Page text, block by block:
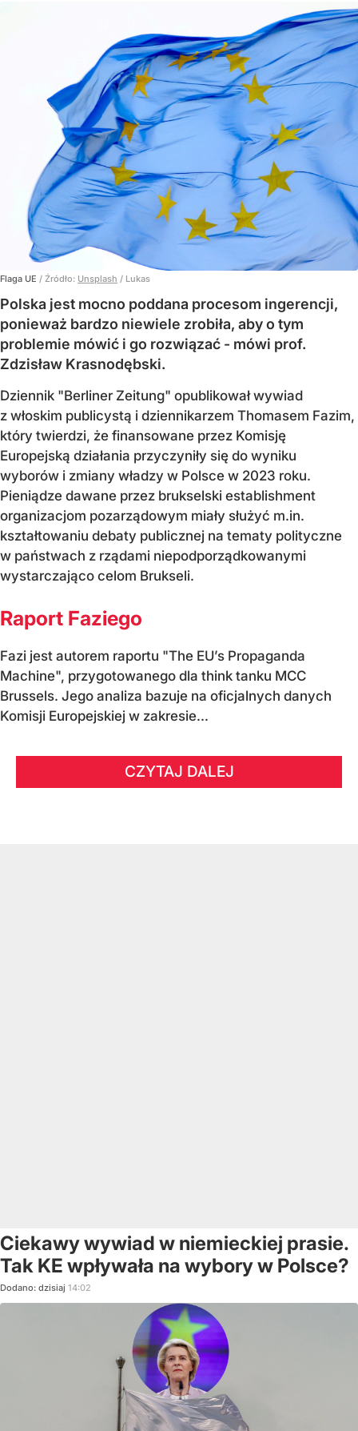
Flaga UE / Źródło: Unsplash / Lukas
Polska jest mocno poddana procesom ingerencji,
ponieważ bardzo niewiele zrobiła, aby o tym
problemie mówić i go rozwiązać - mówi prof.
Zdzisław Krasnodębski.
Dziennik "Berliner Zeitung" opublikował wywiad
z włoskim publicystą i dziennikarzem Thomasem Fazim,
który twierdzi, że finansowane przez Komisję
Europejską działania przyczyniły się do wyniku
wyborów i zmiany władzy w Polsce w 2023 roku.
Pieniądze dawane przez brukselski establishment
organizacjom pozarządowym miały służyć m.in.
kształtowaniu debaty publicznej na tematy polityczne
w państwach z rządami niepodporządkowanymi
wystarczająco celom Brukseli.
Raport Faziego
Fazi jest autorem raportu "The EU’s Propaganda
Machine", przygotowanego dla think tanku MCC
Brussels. Jego analiza bazuje na oficjalnych danych
Komisji Europejskiej w zakresie...
CZYTAJ DALEJ
Ciekawy wywiad w niemieckiej prasie.
Tak KE wpływała na wybory w Polsce?
Dodano: dzisiaj 14:02